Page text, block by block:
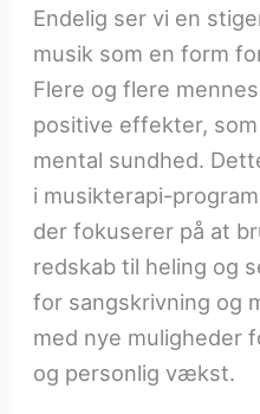
Endelig ser vi en
musik som en form
Flere og flere
positive effekter,
mental sundhed.
i musikterapi-
der fokuserer på at
redskab til heling og
for sangskrivning og
med nye muligheder
og personlig vækst.